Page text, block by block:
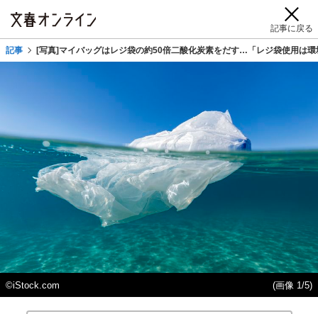
記事に戻る
記事 [写真]マイバッグはレジ袋の約50倍二酸化炭素をだす…「レジ袋使用は
©iStock.com (画像 1/5)